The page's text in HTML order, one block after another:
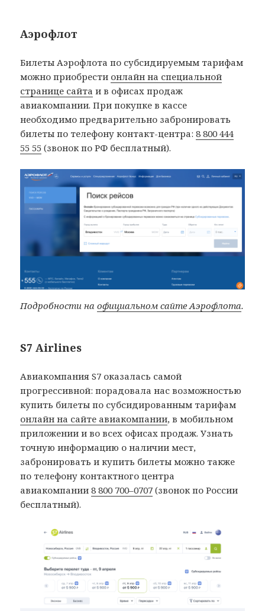
Аэрофлот
Билеты Аэрофлота по субсидируемым тарифам
можно приобрести онлайн на специальной
странице сайта и в офисах продаж
авиакомпании. При покупке в кассе
необходимо предварительно забронировать
билеты по телефону контакт-центра:8 800 444
55 55 (звонок по РФ бесплатный).
Подробности наофициальном сайте Аэрофлота.
S7 Airlines
Авиакомпания S7 оказалась самой
прогрессивной: порадовала нас возможностью
купить билеты по субсидированным тарифам
онлайн на сайте авиакомпании, в мобильном
приложении и во всех офисах продаж. Узнать
точную информацию о наличии мест,
забронировать и купить билеты можно также
по телефону контактного центра
авиакомпании8 800 700–0707 (звонок по России
бесплатный).